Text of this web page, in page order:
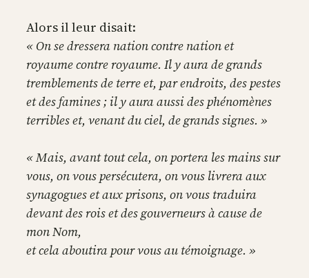
Alors il leur disait:
« On se dressera nation contre nation et
royaume contre royaume. Il y aura de grands
tremblements de terre et, par endroits, des pestes
et des famines ; il y aura aussi des phénomènes
terribles et, venant du ciel, de grands signes. »
« Mais, avant tout cela, on portera les mains sur
vous, on vous persécutera, on vous livrera aux
synagogues et aux prisons, on vous traduira
devant des rois et des gouverneurs à cause de
mon Nom,
et cela aboutira pour vous au témoignage. »